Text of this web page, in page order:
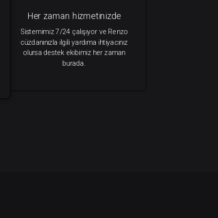
Her zaman hizmetinizde
Sistemimiz 7/24 çalışıyor ve Renzo
cüzdanınızla ilgili yardıma ihtiyacınız
olursa destek ekibimiz her zaman
burada.